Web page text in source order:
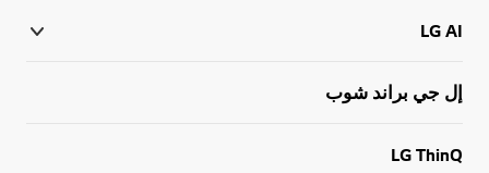
LG AI
إل جي براند شوب
LG ThinQ